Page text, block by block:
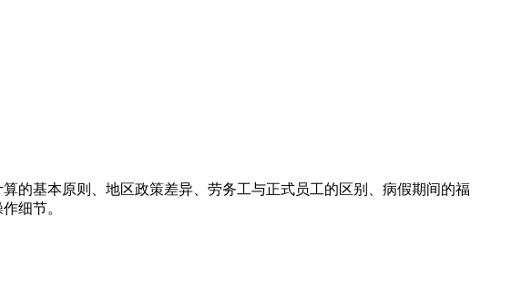
的基本原则、地区政策差异、劳务工与正式员工的区别、病假期间的福
细节。